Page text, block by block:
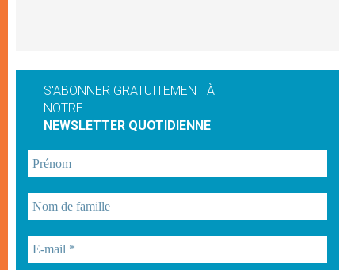
S'ABONNER GRATUITEMENT À
NOTRE
NEWSLETTER QUOTIDIENNE